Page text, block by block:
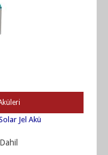
Jel Akü